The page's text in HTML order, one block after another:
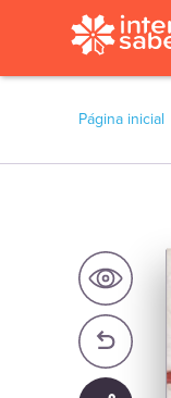
Página inicial